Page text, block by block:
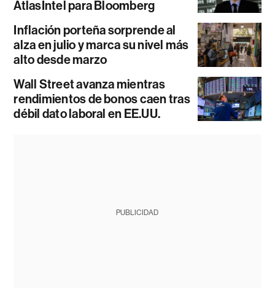
AtlasIntel para Bloomberg
Inflación porteña sorprende al
alza en julio y marca su nivel más
alto desde marzo
Wall Street avanza mientras
rendimientos de bonos caen tras
débil dato laboral en EE.UU.
PUBLICIDAD